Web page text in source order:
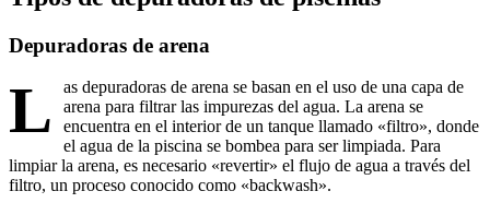
Depuradoras de arena
L
as depuradoras de arena se basan en el uso de una capa de
arena para filtrar las impurezas del agua. La arena se
encuentra en el interior de un tanque llamado «filtro», donde
el agua de la piscina se bombea para ser limpiada. Para
limpiar la arena, es necesario «revertir» el flujo de agua a través del
filtro, un proceso conocido como «backwash».